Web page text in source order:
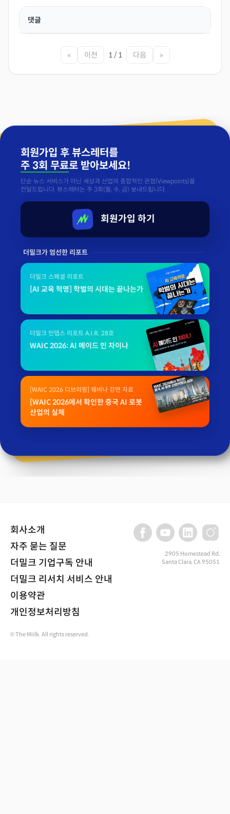
댓글
« 이전 1 / 1 다음 »
회원가입 후 뷰스레터를
주 3회 무료로 받아보세요!
단순 뉴스 서비스가 아닌 세상과 산업의 종합적인 관점(Viewpoints)을
전달드립니다. 뷰스레터는 주 3회(월, 수, 금) 보내드립니다.
회원가입 하기
더밀크가 엄선한 리포트
더밀크 스페셜 리포트
[AI 교육 혁명] 학벌의 시대는 끝나는가
더밀크 인뎁스 리포트 A.I.R. 28호
WAIC 2026: AI 메이드 인 차이나
[WAIC 2026 디브리핑] 웨비나 강연 자료
[WAIC 2026에서 확인한 중국 AI 로봇
산업의 실체
회사소개
자주 묻는 질문
더밀크 기업구독 안내
더밀크 리서치 서비스 안내
이용약관
개인정보처리방침
2905 Homestead Rd,
Santa Clara, CA 95051
© The Miilk. All rights reserved.